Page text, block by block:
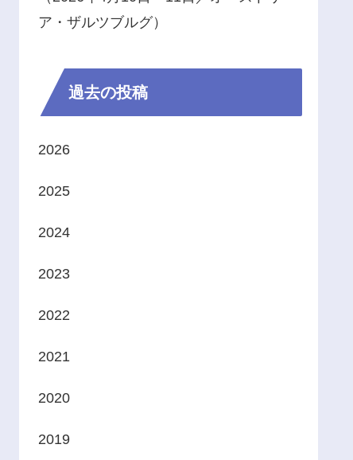
ア・ザルツブルグ）
過去の投稿
2026
2025
2024
2023
2022
2021
2020
2019